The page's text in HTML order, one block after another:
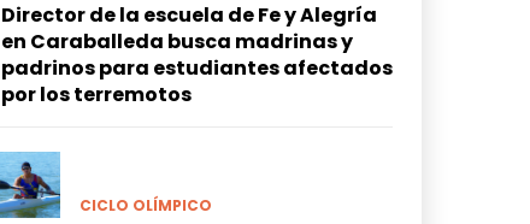
Director de la escuela de Fe y Alegría
en Caraballeda busca madrinas y
padrinos para estudiantes afectados
por los terremotos
CICLO OLÍMPICO